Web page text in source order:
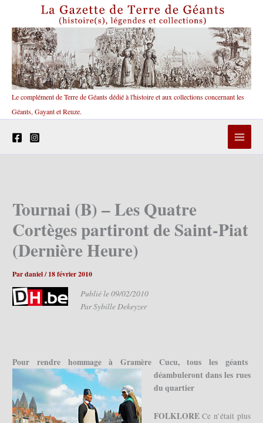
contenu
Le complément de Terre de Géants dédié à l'histoire et aux collections concernant les
Géants, Gayant et Reuze.
Tournai (B) – Les Quatre
Cortèges partiront de Saint-Piat
(Dernière Heure)
Pardaniel/18 février 2010
Publié le 09/02/2010
Par Sybille Dekeyzer
Pour rendre hommage à Gramère Cucu, tous les géants
déambuleront dans les rues
du quartier
FOLKLORECe n’était plus